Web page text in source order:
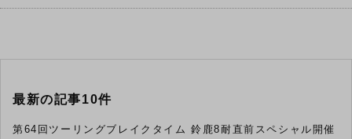
最新の記事10件
第64回ツーリングブレイクタイム 鈴鹿8耐直前スペシャル開催